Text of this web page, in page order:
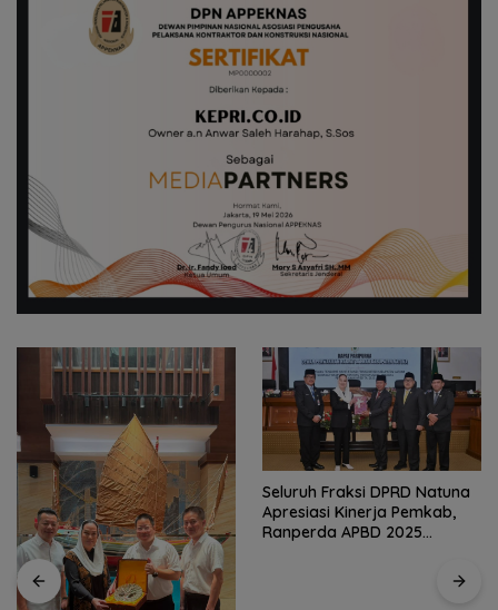
Seluruh Fraksi DPRD Natuna
Apresiasi Kinerja Pemkab,
Ranperda APBD 2025
Disetujui Bulat
Kirim 4 Atlet, Bawa Pulang 4
Medali: Pembuktian Skuad
Karate Natuna di Ekshibisi